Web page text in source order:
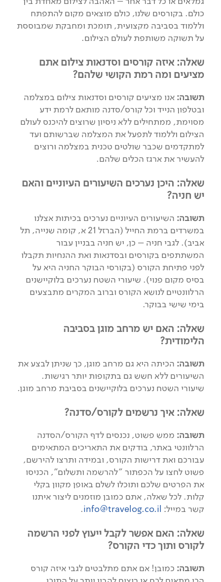
כולם. בקורסים שלנו, כולם מוצאים מקום להתפתח
וללמוד בסביבה מקצועית, תומכת ומחבקת שמבוססת
על תשוקה משותפת לעולם הצילום.
שאלה: איזה קורסים וסדנאות צילום אתם
מציעים ומה רמת הקושי שלהם?
תשובה: אנו מציעים קורסים וסדנאות צילום במצלמה
ובטלפון הנייד וכל קורס/סדנה מותאם לרמת ידע
מסוימת, ממתחילים ללא ניסיון שרוצים להיכנס לעולם
הצילום וללמוד לתפעל את המצלמה שברשותם ועד
למתקדמים שכבר שולטים טכנית במצלמה ורוצים
להעשיר את ארגז הכלים שלהם.
שאלה: היכן נערכים השיעורים העיוניים והאם
יש חניה?
תשובה: השיעורים העיוניים נערכים בכיתות אצלנו
במשרדים ברמת החייל (הברזל 21 א, קומה שנייה, תל
אביב). לגבי חניה – כן, יש חניה בבניין עבור
המשתתפים בקורסים ובסדנאות ואת ההנחיות תקבלו
לפני פתיחת הקורס (בקורסי הבוקר החניה היא על
בסיס מקום פנוי). שיעורי השטח נערכים בלוקיישנים
הרלוונטיים לנושא הקורס וברוב המקרים מתבצעים
בימי שישי בבוקר.
שאלה: האם יש מרחב מוגן בסביבה
הלימודית?
תשובה: הכיתה היא גם מרחב מוגן, כך שניתן לבצע את
השיעורים ללא חשש גם בתקופות יותר רגישות.
שיעורי השטח נערכים בלוקיישנים בסביבת מרחב מוגן.
שאלה: איך נרשמים לקורס/סדנה?
תשובה: ממש פשוט, נכנסים לדף הקורס/הסדנה
הרלוונטי באתר, בודקים את התאריכים המתאימים
עבורכם ואת דרישות הקורס, ובמידה ותרצו להירשם,
פשוט לחצו על הכפתור "להרשמה ותשלום", הכניסו
את הפרטים שלכם ותוכלו לשלם באופן מקוון בקלי
קלות. לכל שאלה, אתם כמובן מוזמנים ליצור איתנו
קשר במייל: info@travelog.co.il
.
שאלה: האם אפשר לקבל ייעוץ לפני הרשמה
לקורס ותוך כדי הקורס?
תשובה: כמובן! אם אתם מתלבטים לגבי איזה קורס